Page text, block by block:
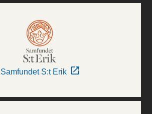
Samfundet S:t Erik